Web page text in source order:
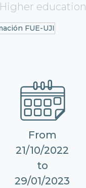
Higher education
From
21/10/2022
to
29/01/2023